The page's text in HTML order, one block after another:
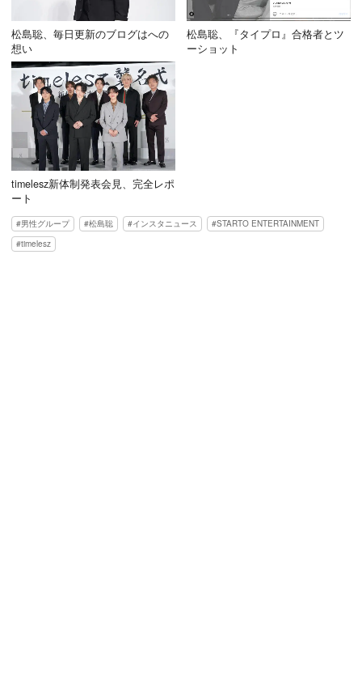
松島聡、毎日更新のブログはへの
想い
松島聡、『タイプロ』合格者とツ
ーショット
timelesz新体制発表会見、完全レポ
ート
男性グループ 松島聡 インスタニュース
STARTO ENTERTAINMENT
timelesz